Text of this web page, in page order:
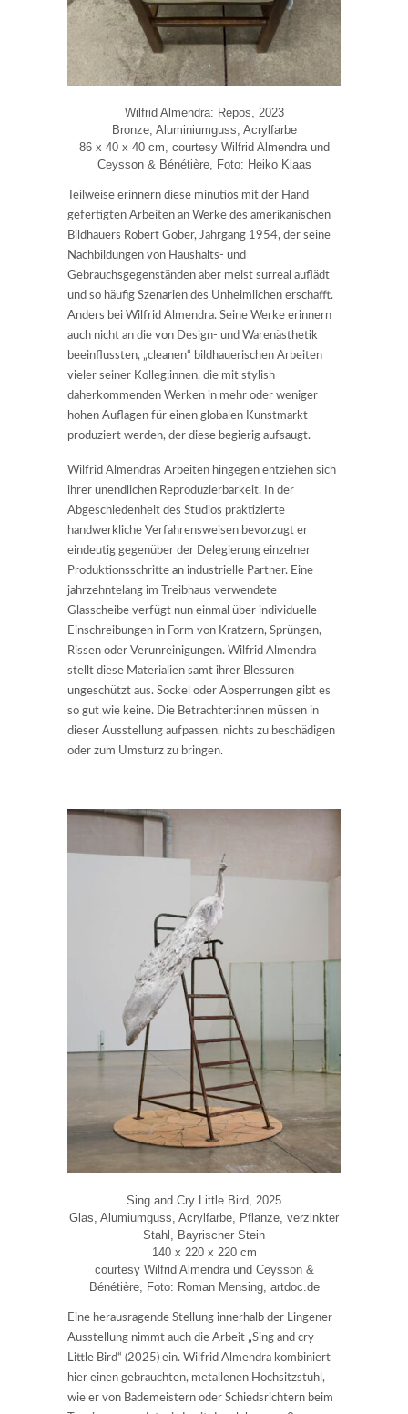
Wilfrid Almendra: Repos, 2023
Bronze, Aluminiumguss, Acrylfarbe
86 x 40 x 40 cm, courtesy Wilfrid Almendra und
Ceysson & Bénétière, Foto: Heiko Klaas
Teilweise erinnern diese minutiös mit der Hand
gefertigten Arbeiten an Werke des amerikanischen
Bildhauers Robert Gober, Jahrgang 1954, der seine
Nachbildungen von Haushalts- und
Gebrauchsgegenständen aber meist surreal auflädt
und so häufig Szenarien des Unheimlichen erschafft.
Anders bei Wilfrid Almendra. Seine Werke erinnern
auch nicht an die von Design- und Warenästhetik
beeinflussten, „cleanen“ bildhauerischen Arbeiten
vieler seiner Kolleg:innen, die mit stylish
daherkommenden Werken in mehr oder weniger
hohen Auflagen für einen globalen Kunstmarkt
produziert werden, der diese begierig aufsaugt.
Wilfrid Almendras Arbeiten hingegen entziehen sich
ihrer unendlichen Reproduzierbarkeit. In der
Abgeschiedenheit des Studios praktizierte
handwerkliche Verfahrensweisen bevorzugt er
eindeutig gegenüber der Delegierung einzelner
Produktionsschritte an industrielle Partner. Eine
jahrzehntelang im Treibhaus verwendete
Glasscheibe verfügt nun einmal über individuelle
Einschreibungen in Form von Kratzern, Sprüngen,
Rissen oder Verunreinigungen. Wilfrid Almendra
stellt diese Materialien samt ihrer Blessuren
ungeschützt aus. Sockel oder Absperrungen gibt es
so gut wie keine. Die Betrachter:innen müssen in
dieser Ausstellung aufpassen, nichts zu beschädigen
oder zum Umsturz zu bringen.
Sing and Cry Little Bird, 2025
Glas, Alumiumguss, Acrylfarbe, Pflanze, verzinkter
Stahl, Bayrischer Stein
140 x 220 x 220 cm
courtesy Wilfrid Almendra und Ceysson &
Bénétière, Foto: Roman Mensing, artdoc.de
Eine herausragende Stellung innerhalb der Lingener
Ausstellung nimmt auch die Arbeit „Sing and cry
Little Bird“ (2025) ein. Wilfrid Almendra kombiniert
hier einen gebrauchten, metallenen Hochsitzstuhl,
wie er von Bademeistern oder Schiedsrichtern beim